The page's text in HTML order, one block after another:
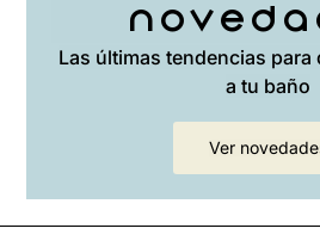
Las últimas tendencias para
a tu baño
Ver